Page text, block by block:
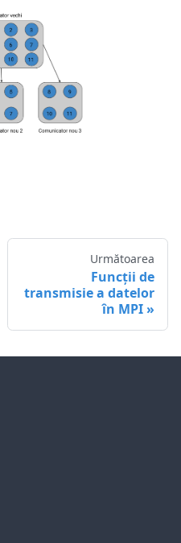
Următoarea
Funcții de
transmisie a datelor
în MPI